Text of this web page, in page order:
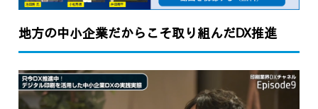
地方の中小企業だからこそ取り組んだDX推進